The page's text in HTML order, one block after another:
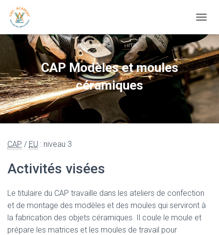
CAP Modèles et moules
céramiques
CAP / EU : niveau 3
Activités visées
Le titulaire du CAP travaille dans les ateliers de confection
et de montage des modèles et des moules qui serviront à
la fabrication des objets céramiques. Il coule le moule et
prépare les matrices et les moules de travail pour